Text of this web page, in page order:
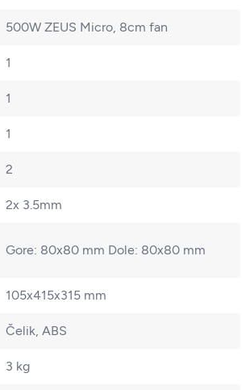
500W ZEUS Micro, 8cm fan
1
1
1
2
2x 3.5mm
Gore: 80x80 mm Dole: 80x80 mm
105x415x315 mm
Čelik, ABS
3 kg